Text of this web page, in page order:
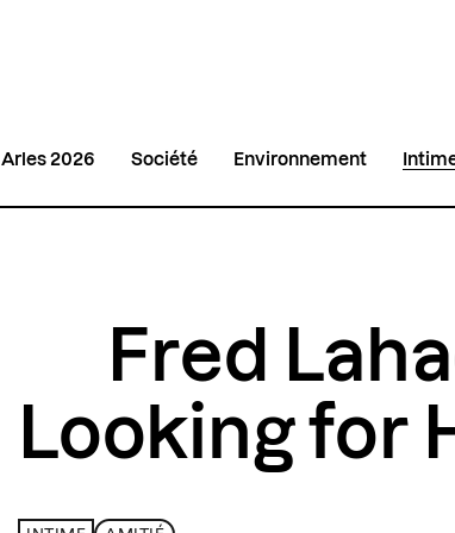
Arles 2026 Société Environnement
Fred
Looking for